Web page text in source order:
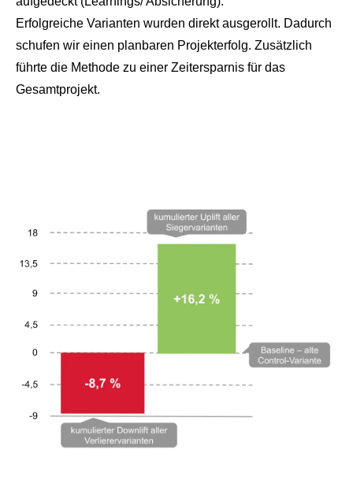
Erfolgreiche Varianten wurden direkt ausgerollt. Dadurch
schufen wir einen planbaren Projekterfolg. Zusätzlich
führte die Methode zu einer Zeitersparnis für das
Gesamtprojekt.